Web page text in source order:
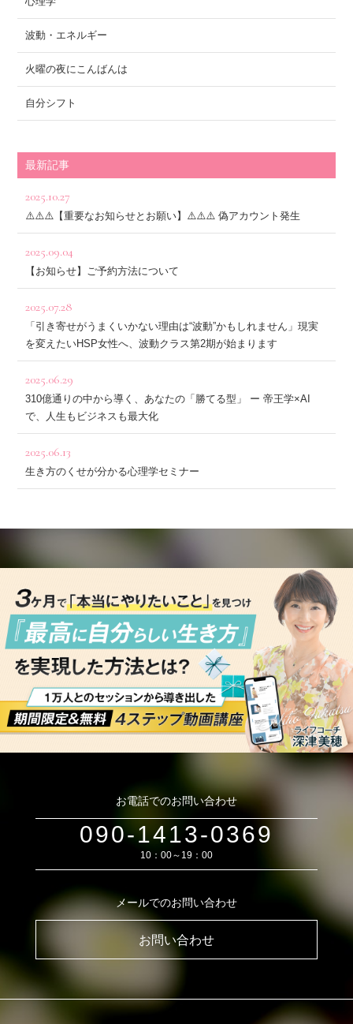
波動・エネルギー
火曜の夜にこんばんは
自分シフト
最新記事
2025.10.27
⚠️⚠️⚠️【重要なお知らせとお願い】⚠️⚠️⚠️ 偽アカウント発生
2025.09.04
【お知らせ】ご予約方法について
2025.07.28
「引き寄せがうまくいかない理由は“波動”かもしれません」現実
を変えたいHSP女性へ、波動クラス第2期が始まります
2025.06.29
310億通りの中から導く、あなたの「勝てる型」 ー 帝王学×AI
で、人生もビジネスも最大化
2025.06.13
生き方のくせが分かる心理学セミナー
お電話でのお問い合わせ
090-1413-0369
10：00～19：00
メールでのお問い合わせ
お問い合わせ